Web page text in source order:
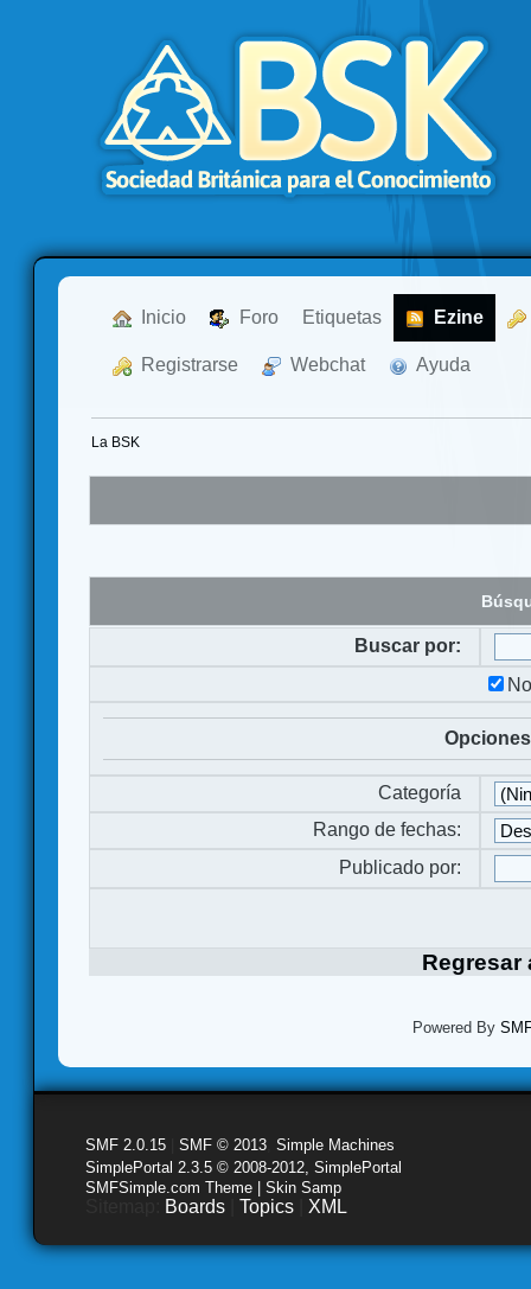
Inicio Foro Etiquetas Ezine
Registrarse Webchat Ayuda
La BSK
Buscar por:
Categoría
Rango de fechas:
Publicado por:
Regresar
Powered By
SMF 2.0.15 SMF © 2013 Simple Machines
SimplePortal 2.3.5 © 2008-2012, SimplePortal
SMFSimple.com Theme | Skin Samp
Boards Topics XML